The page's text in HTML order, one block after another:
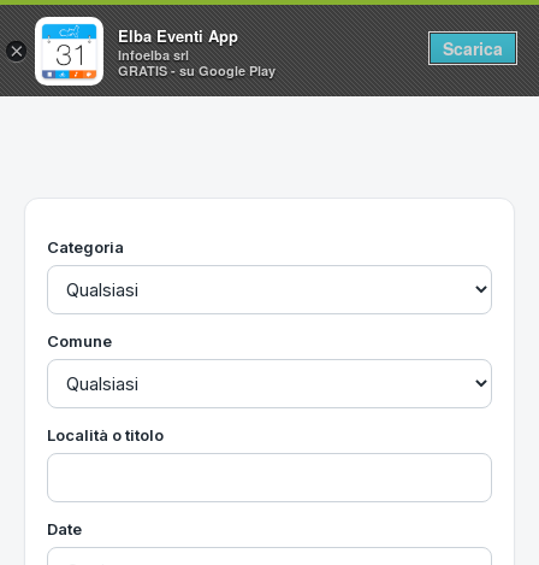
Home
Utilità
Categoria
Comune
Località o titolo
Date
×
Elba Eventi App
Infoelba srl
GRATIS - su Google Play
Scarica